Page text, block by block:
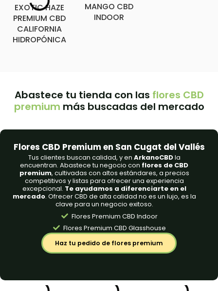
EXOTIC HAZE
PREMIUM CBD
CALIFORNIA
HIDROPÓNICA
MANGO CBD
INDOOR
Abastece tu tienda con las flores CBD
premium más buscadas del mercado
Flores CBD Premium en San Cugat del Vallés
Tus clientes buscan calidad, y en ArkanoCBDla
encuentran. Abastece tu negocio con flores de CBD
premium, cultivadas con altos estándares, a precios
competitivos y listas para ofrecer una experiencia
excepcional. Te ayudamos a diferenciarte en el
mercado. Ofrecer CBD de alta calidad no es un lujo, es la
clave para un negocio exitoso.
Flores Premium CBD Indoor
Flores Premium CBD Glasshouse
Haz tu pedido de flores premium